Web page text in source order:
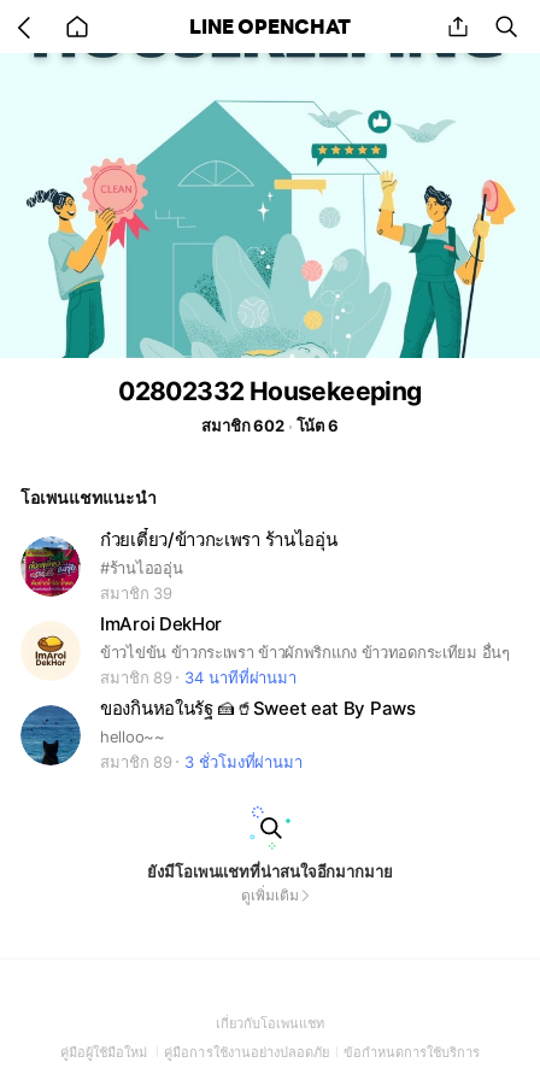
back
to
LINE OPENCHAT share
02802332 Housekeeping
สมาชิก 602 โน้ต 6
โอเพนแชทแนะนำ
ก๋วยเตี๋ยว/ข้าวกะเพรา ร้านไออุ่น
#ร้านไอออุ่น
สมาชิก 39
ImAroi DekHor
ข้าวไข่ข้น ข้าวกระเพรา ข้าวผักพริกแกง ข้าวทอดกระเทียม อื่นๆ
สมาชิก 89
34 นาทีที่ผ่านมา
ของกินหอในรัฐ 🍰🥤Sweet eat By Paws
helloo~~
สมาชิก 89
3 ชั่วโมงที่ผ่านมา
ยังมีโอเพนแชทที่น่าสนใจอีกมากมาย
ดูเพิ่มเติม
เกี่ยวกับโอเพนแชท(Open
in
คู่มือผู้ใช้มือใหม่
(Open
คู่มือการใช้งานอย่างปลอดภัย(Open
ข้อกำหนดการใช้บริการ(Open